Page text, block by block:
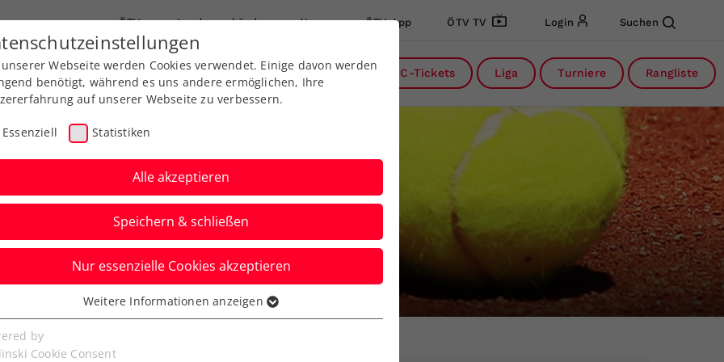
ÖTV Landesverbände News ÖTV App ÖTV TV Login Suchen
Ausbildungen Services Über uns DC-Tickets Liga Turniere Rangliste
Aktuelle News
Webseite werden Cookies verwendet. Einige davon werden
benötigt, während es uns andere ermöglichen, Ihre
auf unserer Webseite zu verbessern.
Essenziell Statistiken
Alle akzeptieren
Speichern & schließen
Nur essenzielle Cookies akzeptieren
Cookies werden für grundlegende Funktionen der
benötigt. Dadurch ist gewährleistet, dass die Webseite
Weitere Informationen anzeigen
by
Cookie Consent